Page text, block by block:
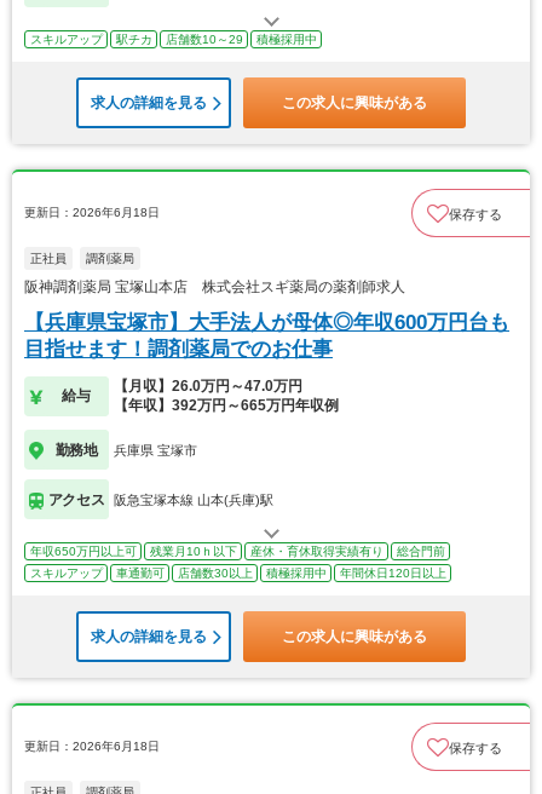
スキルアップ 駅チカ 店舗数10～29 積極採用中
求人の詳細を見る この求人に興味がある
更新日：2026年6月18日 保存する
正社員 調剤薬局
阪神調剤薬局 宝塚山本店 株式会社スギ薬局の薬剤師求人
【兵庫県宝塚市】大手法人が母体◎年収600万円台も
目指せます！調剤薬局でのお仕事
給与
【月収】26.0万円～47.0万円
【年収】392万円～665万円年収例
勤務地 兵庫県 宝塚市
アクセス 阪急宝塚本線 山本(兵庫)駅
年収650万円以上可 残業月10ｈ以下 産休・育休取得実績有り
総合門前
スキルアップ
車通勤可 店舗数30以上 積極採用中 年間休日120日以上
求人の詳細を見る この求人に興味がある
更新日：2026年6月18日 保存する